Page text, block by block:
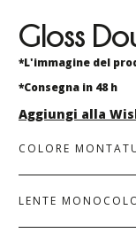
Gloss
*L'immagine del
*Consegna in 48 h
Aggiungi alla
COLORE
LENTE